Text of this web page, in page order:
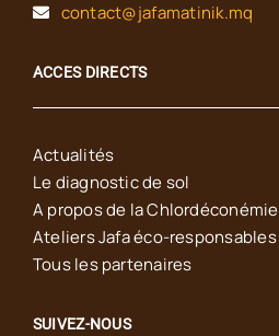
contact@jafamatinik.mq
ACCES DIRECTS
Actualités
Le diagnostic de sol
A propos de la Chlordéconémie
Ateliers Jafa éco-responsables
Tous les partenaires
SUIVEZ-NOUS